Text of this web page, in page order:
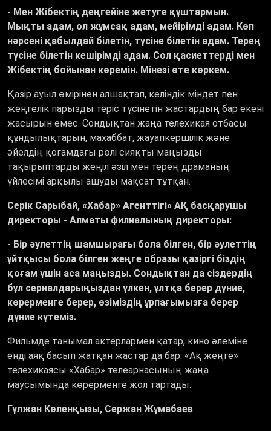
- Мен Жібектің деңгейіне жетуге құштармын.
Мықты адам, ол жұмсақ адам, мейірімді адам. Көп
нәрсені қабылдай білетін, түсіне білетін адам. Терең
түсіне білетін кешірімді адам. Сол қасиеттерді мен
Жібектің бойынан көремін. Мінезі өте көркем.
Қазір ауыл өмірінен алшақтап, келіндік міндет пен
жеңгелік парызды теріс түсінетін жастардың бар екені
жасырын емес. Сондықтан жаңа телехикая отбасы
құндылықтарын, махаббат, жауапкершілік және
әйелдің қоғамдағы рөлі сияқты маңызды
тақырыптарды жеңіл әзіл мен терең драманың
үйлесімі арқылы ашуды мақсат тұтқан.
Серік Сарыбай, «Хабар» Агенттігі» АҚ басқарушы
директоры - Алматы филиалының директоры:
- Бір әулеттің шамшырағы бола білген, бір әулеттің
ұйтқысы бола білген жеңге образы қазіргі біздің
қоғам үшін аса маңызды. Сондықтан да сіздердің
бұл сериалдарыңыздан үлкен, ұлтқа берер дүние,
көрерменге берер, өзіміздің ұрпағымызға берер
дүние күтеміз.
Фильмде танымал актерлармен қатар, кино әлеміне
енді аяқ басып жатқан жастар да бар. «Ақ жеңге»
телехикаясы «Хабар» телеарнасының жаңа
маусымында көрерменге жол тартады.
Гүлжан Көленқызы, Сержан Жұмабаев